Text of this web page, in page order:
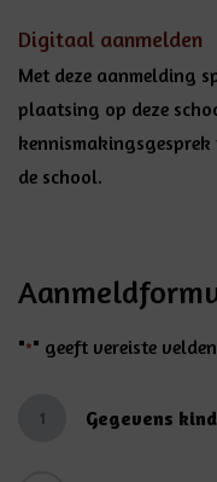
Digitaal aanmelden
Met deze aanmelding
plaatsing op deze
kennismakingsgesprek
de school.
"*" geeft vereiste
1 Gegevens kind